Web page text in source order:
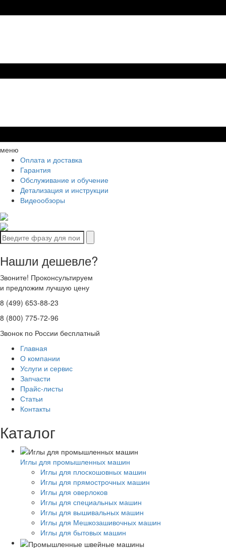
меню
Оплата и доставка
Гарантия
Обслуживание и обучение
Детализация и инструкции
Видеообзоры
Нашли дешевле?
Звоните! Проконсультируем
и предложим лучшую цену
8 (499) 653-88-23
8 (800) 775-72-96
Звонок по России бесплатный
Главная
О компании
Услуги и сервис
Запчасти
Прайс-листы
Статьи
Контакты
Каталог
Иглы для промышленных машин
Иглы для плоскошовных машин
Иглы для прямострочных машин
Иглы для оверлоков
Иглы для специальных машин
Иглы для вышивальных машин
Иглы для Мешкозашивочных машин
Иглы для бытовых машин